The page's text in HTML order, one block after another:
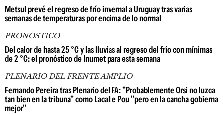
Metsul prevé el regreso de frío invernal a Uruguay tras varias
semanas de temperaturas por encima de lo normal
PRONÓSTICO
Del calor de hasta 25 °C y las lluvias al regreso del frío con mínimas
de 2 °C: el pronóstico de Inumet para esta semana
PLENARIO DEL FRENTE AMPLIO
Fernando Pereira tras Plenario del FA: "Probablemente Orsi no luzca
tan bien en la tribuna" como Lacalle Pou "pero en la cancha gobierna
mejor"